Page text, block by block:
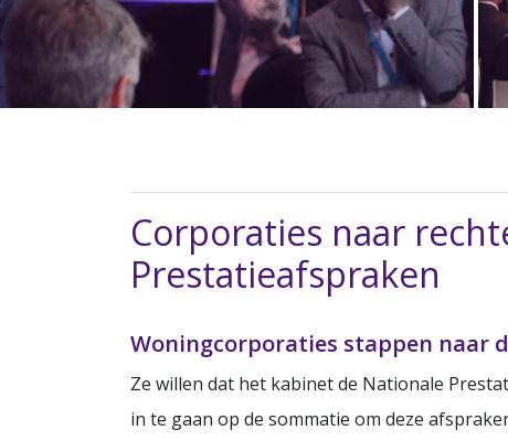
Corporaties naar
Prestatieafspraken
Woningcorporaties stappen naar
Ze willen dat het kabinet de Nationale
in te gaan op de sommatie om deze